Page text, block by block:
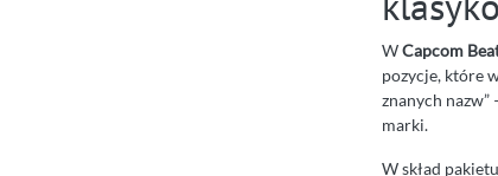
WCapcom
pozycje, które
znanych
marki.
W skład